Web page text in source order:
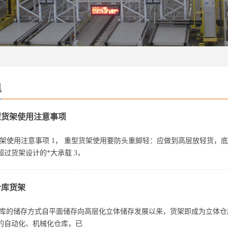
架使用注意事项
使用注意事项 1， 重型货架使用要防头重脚轻：应做到高层放轻货，
过货架设计的*大承载 3，
货架
的储存方式自平面储存向高层化立体储存发展以来，货架即成为立体
自动化、机械化仓库，已